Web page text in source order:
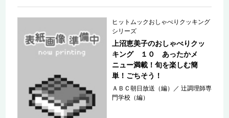
ヒットムックおしゃべりクッキング
シリーズ
上沼恵美子のおしゃべりクッ
キング １０ あったかメ
ニュー満載！旬を楽しむ簡
単！ごちそう！
ＡＢＣ朝日放送（編） ／辻調理師専
門学校（編）